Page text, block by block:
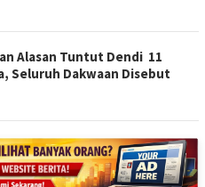
Alasan Tuntut Dendi 11
Seluruh Dakwaan Disebut